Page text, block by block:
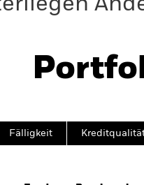
Fälligkeit